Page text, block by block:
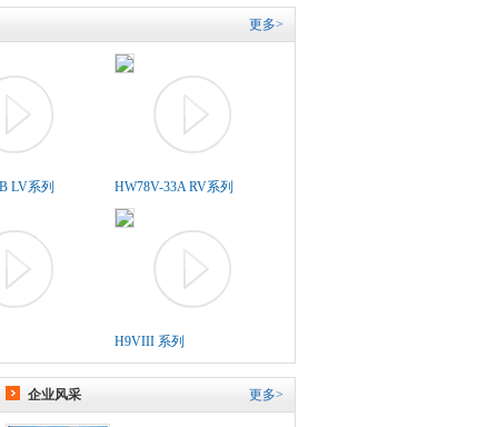
更多>
LV系列 HW78V-33A RV系列
H9VIII 系列
更多>
企业风采